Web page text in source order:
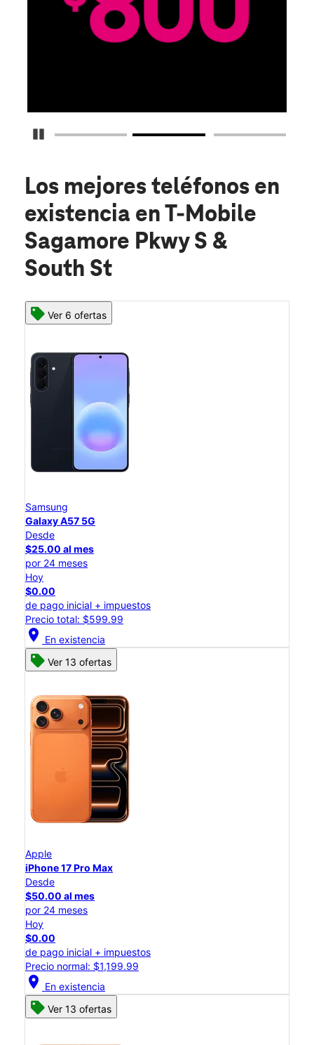
Detener carrusel
Los mejores teléfonos en
existencia en T-Mobile
Sagamore Pkwy S &
South St
Ver 6 ofertas
Samsung
Galaxy A57 5G
Desde
$25.00 al mes
por 24 meses
Hoy
$0.00
de pago inicial + impuestos
Precio total: $599.99
location_on En existencia
Ver 13 ofertas
Apple
iPhone 17 Pro Max
Desde
$50.00 al mes
por 24 meses
Hoy
$0.00
de pago inicial + impuestos
Precio normal: $1,199.99
location_on En existencia
Ver 13 ofertas